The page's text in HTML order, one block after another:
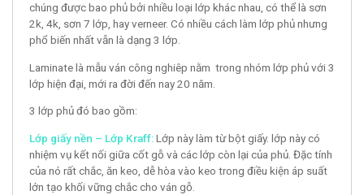
chúng được bao phủ bởi nhiều loại lớp khác nhau, có thể là sơn
2k, 4k, sơn 7 lớp, hay verneer. Có nhiều cách làm lớp phủ nhưng
phổ biến nhất vẫn là dạng 3 lớp.
Laminate là mẫu ván công nghiêp nằm trong nhóm lớp phủ với 3
lớp hiện đại, mới ra đời đến nay 20 năm.
3 lớp phủ đó bao gồm:
Lớp giấy nền – Lớp Kraff:Lớp này làm từ bột giấy. lớp này có
nhiệm vụ kết nối giữa cốt gỗ và các lớp còn lại của phủ. Đặc tính
của nó rất chắc, ăn keo, dễ hòa vào keo trong điều kiện áp suất
lớn tạo khối vững chắc cho ván gỗ.